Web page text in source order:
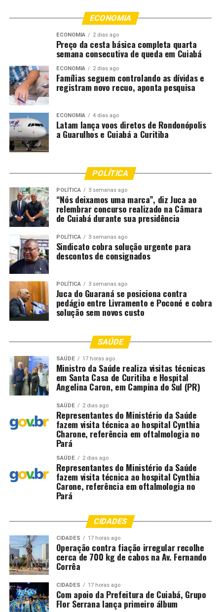
ECONOMIA
ECONOMIA 2 dias ago
Preço da cesta básica completa quarta
semana consecutiva de queda em Cuiabá
ECONOMIA 2 dias ago
Famílias seguem controlando as dívidas e
registram novo recuo, aponta pesquisa
ECONOMIA 4 dias ago
Latam lança voos diretos de Rondonópolis
a Guarulhos e Cuiabá a Curitiba
POLÍTICA
POLÍTICA 3 semanas ago
“Nós deixamos uma marca”, diz Juca ao
relembrar concurso realizado na Câmara
de Cuiabá durante sua presidência
POLÍTICA 3 semanas ago
Sindicato cobra solução urgente para
descontos de consignados
POLÍTICA 3 semanas ago
Juca do Guaraná se posiciona contra
pedágio entre Livramento e Poconé e cobra
solução sem novos custo
SAÚDE
SAÚDE 17 horas ago
Ministro da Saúde realiza visitas técnicas
em Santa Casa de Curitiba e Hospital
Angelina Caron, em Campina do Sul (PR)
SAÚDE 2 dias ago
Representantes do Ministério da Saúde
fazem visita técnica ao hospital Cynthia
Charone, referência em oftalmologia no
Pará
SAÚDE 2 dias ago
Representantes do Ministério da Saúde
fazem visita técnica ao hospital Cynthia
Carone, referência em oftalmologia no
Pará
CIDADES
CIDADES 17 horas ago
Operação contra fiação irregular recolhe
cerca de 700 kg de cabos na Av. Fernando
Corrêa
CIDADES 17 horas ago
Com apoio da Prefeitura de Cuiabá, Grupo
Flor Serrana lança primeiro álbum